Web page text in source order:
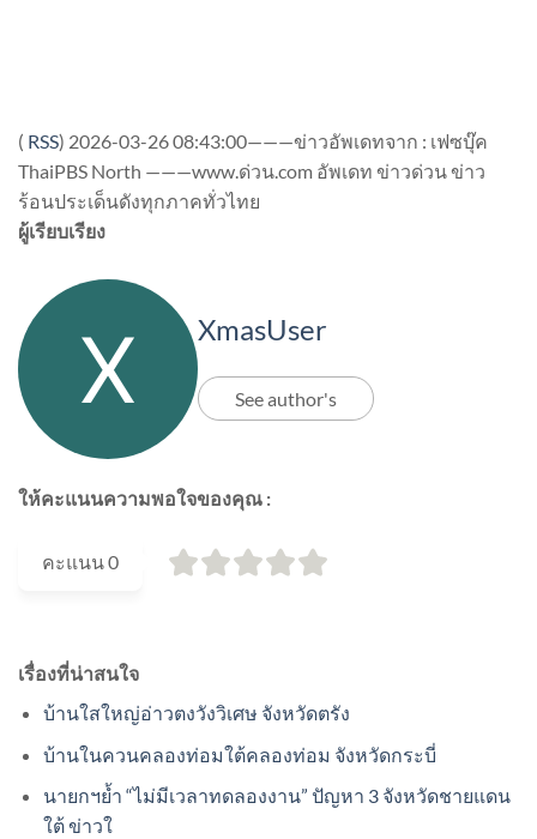
( RSS) 2026-03-26 08:43:00———ข่าวอัพเดทจาก : เฟซบุ๊ค
ThaiPBS North ———www.ด่วน.com อัพเดท ข่าวด่วน ข่าว
ร้อนประเด็นดังทุกภาคทั่วไทย
ผู้เรียบเรียง
XmasUser
See author's
ให้คะแนนความพอใจของคุณ :
คะแนน0
เรื่องที่น่าสนใจ
บ้านใสใหญ่อ่าวตงวังวิเศษ จังหวัดตรัง
บ้านในควนคลองท่อมใต้คลองท่อม จังหวัดกระบี่
นายกฯย้ำ “ไม่มีเวลาทดลองงาน” ปัญหา 3 จังหวัดชายแดน
ใต้ ข่าวใ